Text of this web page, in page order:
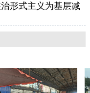
形式主义为基层减